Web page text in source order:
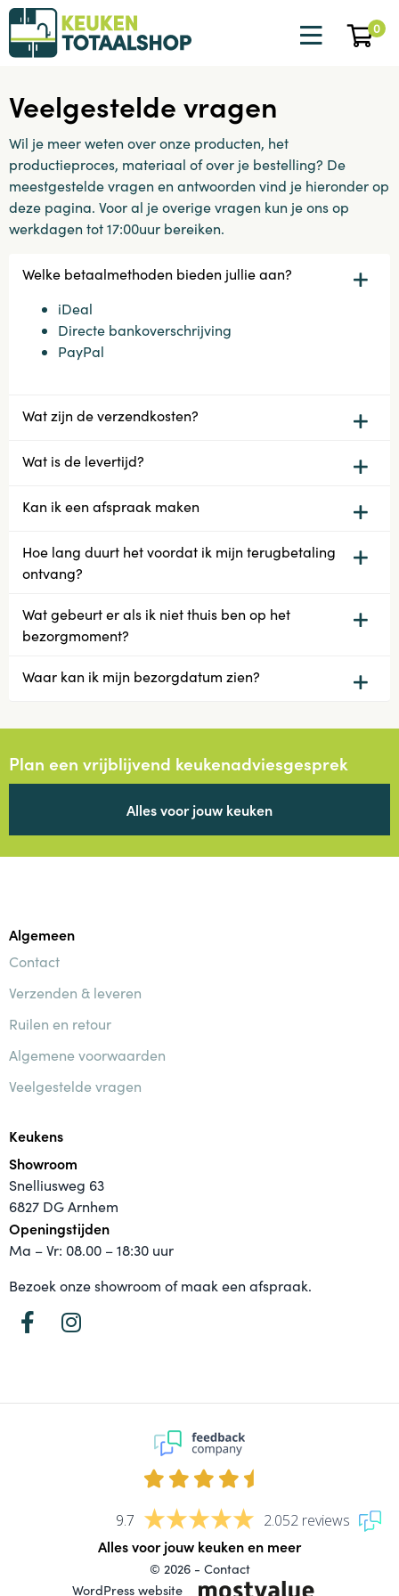
0
Veelgestelde vragen
Wil je meer weten over onze producten, het
productieproces, materiaal of over je bestelling? De
meestgestelde vragen en antwoorden vind je hieronder op
deze pagina. Voor al je overige vragen kun je ons op
werkdagen tot 17:00uur bereiken.
Welke betaalmethoden bieden jullie aan?
iDeal
Directe bankoverschrijving
PayPal
Wat zijn de verzendkosten?
Wat is de levertijd?
Kan ik een afspraak maken
Hoe lang duurt het voordat ik mijn terugbetaling
ontvang?
Wat gebeurt er als ik niet thuis ben op het
bezorgmoment?
Waar kan ik mijn bezorgdatum zien?
Plan een vrijblijvend keukenadviesgesprek
Alles voor jouw keuken
Algemeen
Contact
Verzenden & leveren
Ruilen en retour
Algemene voorwaarden
Veelgestelde vragen
Keukens
Showroom
Snelliusweg 63
6827 DG Arnhem
Openingstijden
Ma – Vr: 08.00 – 18:30 uur
Bezoek onze showroom of maak een afspraak.
Alles voor jouw keuken en meer
© 2026 - Contact
9.7 2.052 reviews
WordPress website